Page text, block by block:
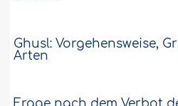
Ghusl: Vorgehensweise,
Arten